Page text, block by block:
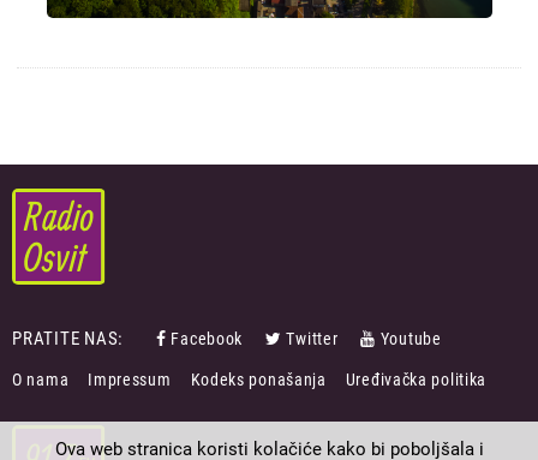
PRATITE NAS: Facebook Twitter Youtube
FOOTER
MENU
O nama Impressum Kodeks ponašanja Uređivačka politika
Ova web stranica koristi kolačiće kako bi poboljšala i